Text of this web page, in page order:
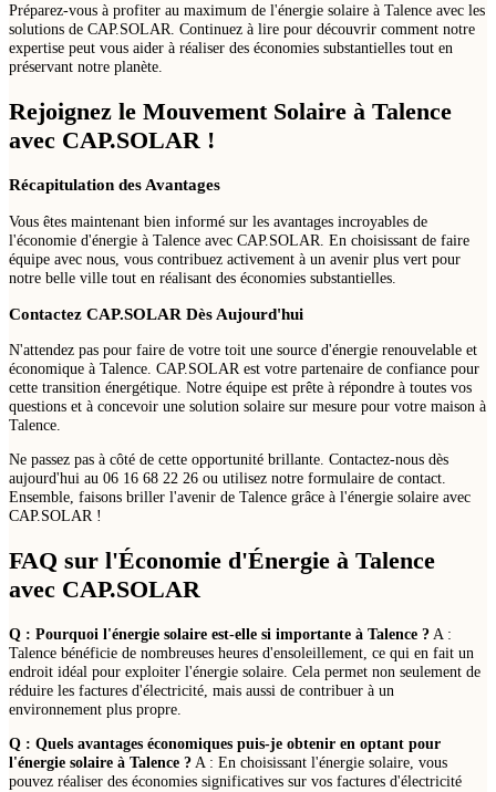
Préparez-vous à profiter au maximum de l'énergie solaire à Talence avec les
solutions de CAP.SOLAR. Continuez à lire pour découvrir comment notre
expertise peut vous aider à réaliser des économies substantielles tout en
préservant notre planète.
Rejoignez le Mouvement Solaire à Talence
avec CAP.SOLAR !
Récapitulation des Avantages
Vous êtes maintenant bien informé sur les avantages incroyables de
l'économie d'énergie à Talence avec CAP.SOLAR. En choisissant de faire
équipe avec nous, vous contribuez activement à un avenir plus vert pour
notre belle ville tout en réalisant des économies substantielles.
Contactez CAP.SOLAR Dès Aujourd'hui
N'attendez pas pour faire de votre toit une source d'énergie renouvelable et
économique à Talence. CAP.SOLAR est votre partenaire de confiance pour
cette transition énergétique. Notre équipe est prête à répondre à toutes vos
questions et à concevoir une solution solaire sur mesure pour votre maison à
Talence.
Ne passez pas à côté de cette opportunité brillante. Contactez-nous dès
aujourd'hui au 06 16 68 22 26 ou utilisez notre formulaire de contact.
Ensemble, faisons briller l'avenir de Talence grâce à l'énergie solaire avec
CAP.SOLAR !
FAQ sur l'Économie d'Énergie à Talence
avec CAP.SOLAR
Q : Pourquoi l'énergie solaire est-elle si importante à Talence ? A :
Talence bénéficie de nombreuses heures d'ensoleillement, ce qui en fait un
endroit idéal pour exploiter l'énergie solaire. Cela permet non seulement de
réduire les factures d'électricité, mais aussi de contribuer à un
environnement plus propre.
Q : Quels avantages économiques puis-je obtenir en optant pour
l'énergie solaire à Talence ? A : En choisissant l'énergie solaire, vous
pouvez réaliser des économies significatives sur vos factures d'électricité